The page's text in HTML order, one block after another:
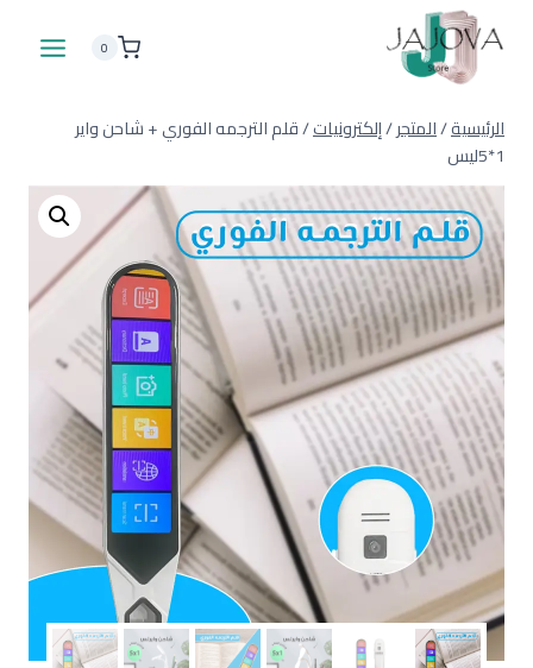
المحتوى
0
الرئيسية/المتجر/إلكترونيات/قلم الترجمه الفوري + شاحن واير
1*5ليس